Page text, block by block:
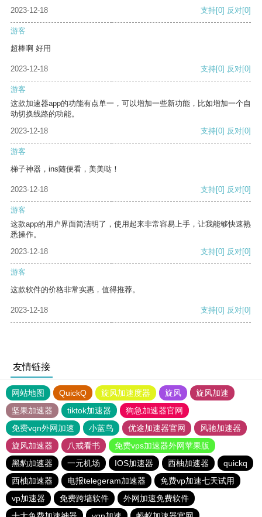
2023-12-18 支持[0] 反对[0]
游客
超棒啊 好用
2023-12-18 支持[0] 反对[0]
游客
这款加速器app的功能有点单一，可以增加一些新功能，比如增加一个自
动切换线路的功能。
2023-12-18
支持[0] 反对[0]
游客
梯子神器，ins随便看，美美哒！
2023-12-18 支持[0] 反对[0]
游客
这款app的用户界面简洁明了，使用起来非常容易上手，让我能够快速熟
悉操作。
2023-12-18
支持[0] 反对[0]
游客
这款软件的价格非常实惠，值得推荐。
2023-12-18 支持[0] 反对[0]
友情链接
网站地图 QuickQ 旋风加速度器 旋风
旋风加速
坚果加速器
tiktok加速器
狗急加速器官网
免费vqn外网加速
小蓝鸟 优途加速器官网
风驰加速器
旋风加速器
八戒看书
免费vps加速器外网苹果版
黑豹加速器
一元机场 IOS加速器 西柚加速器
quickq
西柚加速器
电报telegeram加速器
免费vp加速七天试用
vp加速器
免费跨墙软件
外网加速免费软件